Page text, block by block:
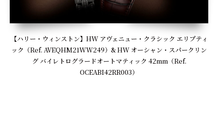
【ハリー・ウィンストン】HW アヴェニュー・クラシック エリプティ
ック（Ref. AVEQHM21WW249）& HW オーシャン・スパークリン
グ バイレトログラードオートマティック 42mm（Ref.
OCEABI42RR003）